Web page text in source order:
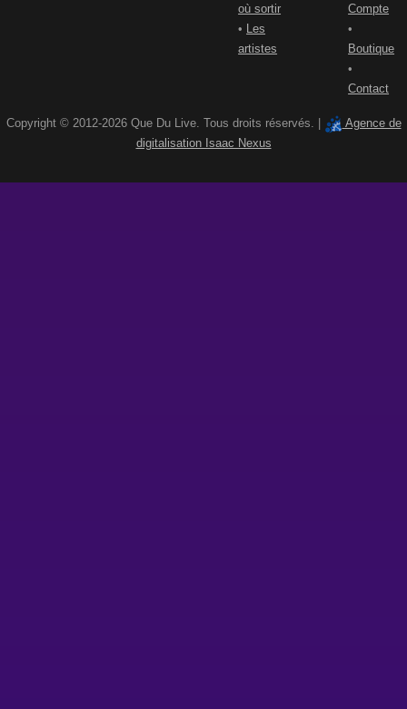
où sortir
•
Les
artistes
Compte
•
Boutique
•
Contact
Copyright © 2012-2026 Que Du Live. Tous droits réservés. |
Agence de
digitalisation Isaac Nexus